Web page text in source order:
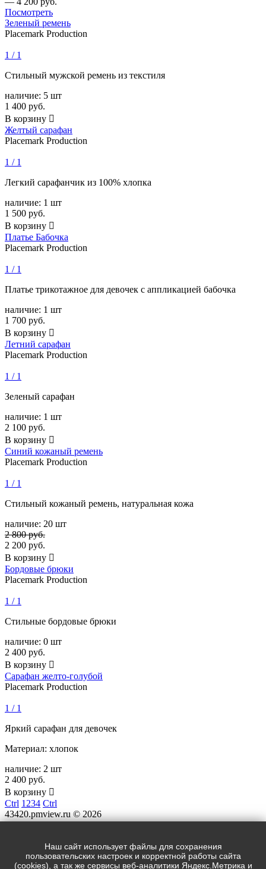
Посмотреть
Зеленый ремень
Placemark Production
1 / 1
Стильный мужской ремень из текстиля
наличие: 5 шт
1 400 руб.
В корзину 
Желтый сарафан
Placemark Production
1 / 1
Легкий сарафанчик из 100% хлопка
наличие: 1 шт
1 500 руб.
В корзину 
Платье Бабочка
Placemark Production
1 / 1
Платье трикотажное для девочек с аппликацией бабочка
наличие: 1 шт
1 700 руб.
В корзину 
Летний сарафан
Placemark Production
1 / 1
Зеленый сарафан
наличие: 1 шт
2 100 руб.
В корзину 
Синий кожаный ремень
Placemark Production
1 / 1
Стильный кожаный ремень, натуральная кожа
наличие: 20 шт
2 800 руб.
2 200 руб.
В корзину 
Бордовые брюки
Placemark Production
1 / 1
Стильные бордовые брюки
наличие: 0 шт
2 400 руб.
В корзину 
Сарафан желто-голубой
Placemark Production
1 / 1
Яркий сарафан для девочек
Материал: хлопок
наличие: 2 шт
2 400 руб.
В корзину 
Ctrl 1 234 Ctrl
43420.pmview.ru © 2026
Адрес:
Индекс, Санкт-Петербург, Лиговский пр. 228
Телефон:
Наш сайт использует файлы для сохранения
пользовательских настроек и корректной работы сайта
(cookies), а так же сервисы веб-аналитики Яндекс.Метрика и